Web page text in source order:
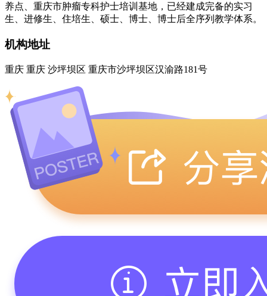
养点、重庆市肿瘤专科护士培训基地，已经建成完备的实习
生、进修生、住培生、硕士、博士、博士后全序列教学体系。
机构地址
重庆 重庆 沙坪坝区 重庆市沙坪坝区汉渝路181号